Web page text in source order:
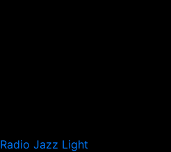
Radio Jazz Light